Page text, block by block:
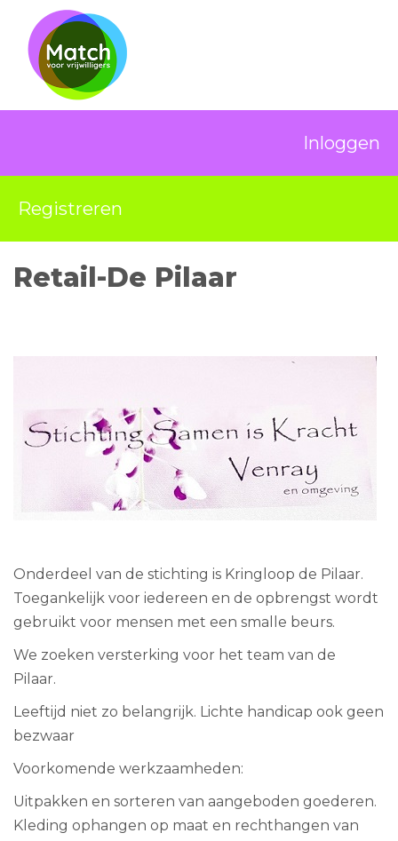
Inloggen
Registreren
Retail-De Pilaar
Onderdeel van de stichting is Kringloop de Pilaar.
Toegankelijk voor iedereen en de opbrengst wordt
gebruikt voor mensen met een smalle beurs.
We zoeken versterking voor het team van de
Pilaar.
Leeftijd niet zo belangrijk. Lichte handicap ook geen
bezwaar
Voorkomende werkzaamheden:
Uitpakken en sorteren van aangeboden goederen.
Kleding ophangen op maat en rechthangen van